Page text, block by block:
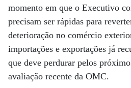
momento em que o Executivo
precisam ser rápidas para
deterioração no comércio
importações e exportações já
que deve perdurar pelos
avaliação recente da OMC.